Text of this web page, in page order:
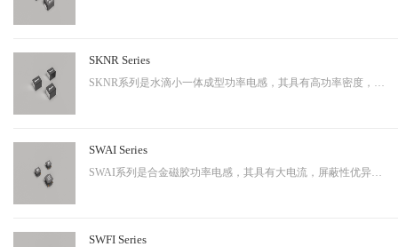
SKNR Series
SKNR系列是水滴小一体成型功率电感，其具有高功率密度，屏蔽性出色等特性，适用于中大功率。
SWAI Series
SWAI系列是合金磁胶功率电感，其具有大电流，屏蔽性优异等特性，应用广泛。
SWFI Series